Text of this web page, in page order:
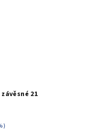
21